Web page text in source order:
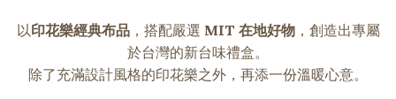
以印花樂經典布品，搭配嚴選 MIT 在地好物，創造出專屬
於台灣的新台味禮盒。
除了充滿設計風格的印花樂之外，再添一份溫暖心意。